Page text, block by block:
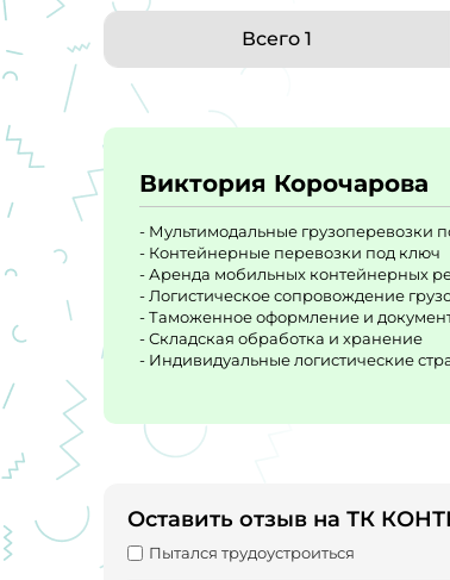
Всего 1
Виктория Корочарова
- Мультимодальные грузоперевозки
- Контейнерные перевозки под ключ
- Аренда мобильных контейнерных
- Логистическое сопровождение
- Таможенное оформление и
- Складская обработка и хранение
- Индивидуальные логистические
Оставить отзыв на ТК
Пытался трудоустроиться